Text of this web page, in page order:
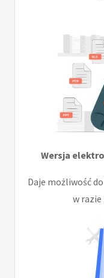
Wersja
Daje możliwość
w